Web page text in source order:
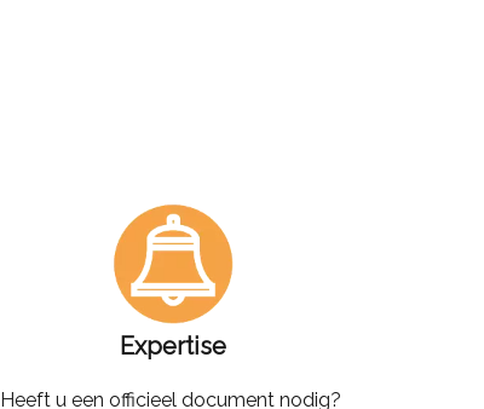
Expertise
Heeft u een officieel document nodig?